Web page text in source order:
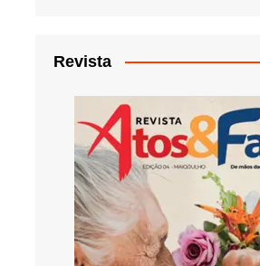
Revista